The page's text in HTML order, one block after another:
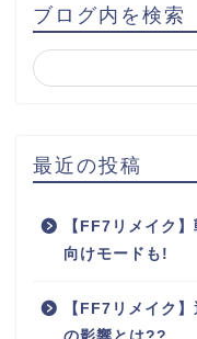
ブログ内を検索
最近の投稿
【FF7リメイク
向けモードも!
【FF7リメイク